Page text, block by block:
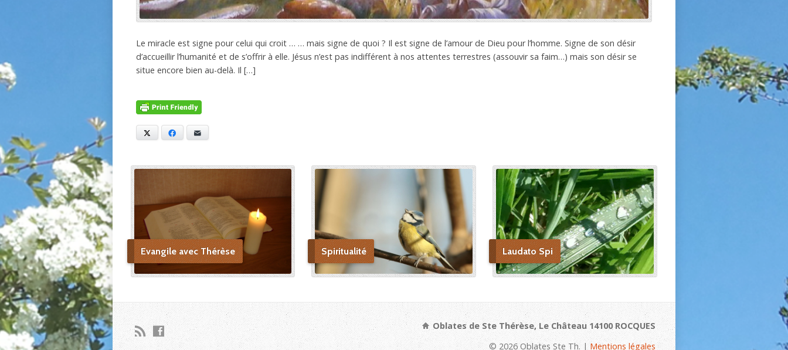
Le miracle est signe pour celui qui croit … … mais signe de quoi ? Il est signe de l’amour de Dieu pour l’homme. Signe de son désir
d’accueillir l’humanité et de s’offrir à elle. Jésus n’est pas indifférent à nos attentes terrestres (assouvir sa faim…) mais son désir se
situe encore bien au-delà. Il […]
Facebook
Evangile avec Thérèse Spiritualité Laudato Spi
Oblates de Ste Thérèse, Le Château 14100 ROCQUES
© 2026 Oblates Ste Th. |Mentions légales